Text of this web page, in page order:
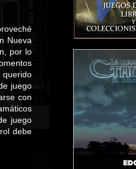
Nueva
por lo
querido
juego
con
juego
debe